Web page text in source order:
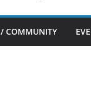
COMMUNITY